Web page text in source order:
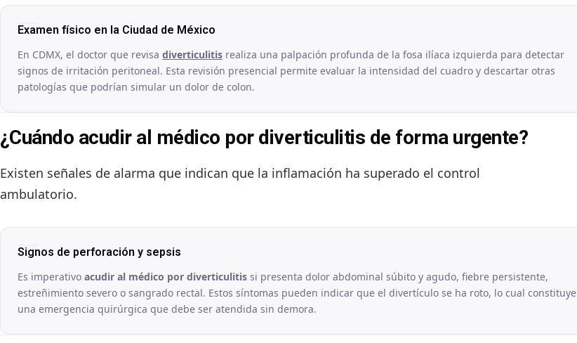
Examen físico en la Ciudad de México
En CDMX, el doctor que revisa diverticulitis realiza una palpación profunda de la fosa ilíaca izquierda para detectar
signos de irritación peritoneal. Esta revisión presencial permite evaluar la intensidad del cuadro y descartar otras
patologías que podrían simular un dolor de colon.
¿Cuándo acudir al médico por diverticulitis de forma urgente?
Existen señales de alarma que indican que la inflamación ha superado el control
ambulatorio.
Signos de perforación y sepsis
Es imperativo acudir al médico por diverticulitis si presenta dolor abdominal súbito y agudo, fiebre persistente,
estreñimiento severo o sangrado rectal. Estos síntomas pueden indicar que el divertículo se ha roto, lo cual constituye
una emergencia quirúrgica que debe ser atendida sin demora.